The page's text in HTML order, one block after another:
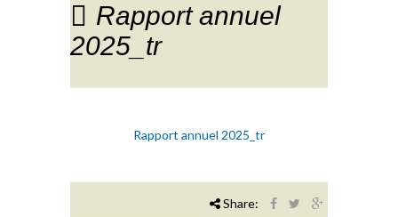
Rapport annuel
2025_tr
Rapport annuel 2025_tr
Share: